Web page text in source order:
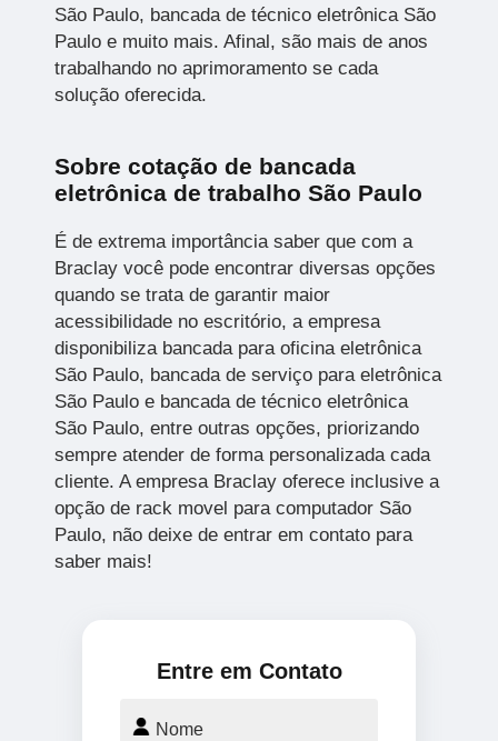
São Paulo, bancada de técnico eletrônica São
Paulo e muito mais. Afinal, são mais de anos
trabalhando no aprimoramento se cada
solução oferecida.
Sobre cotação de bancada
eletrônica de trabalho São Paulo
É de extrema importância saber que com a
Braclay você pode encontrar diversas opções
quando se trata de garantir maior
acessibilidade no escritório, a empresa
disponibiliza bancada para oficina eletrônica
São Paulo, bancada de serviço para eletrônica
São Paulo e bancada de técnico eletrônica
São Paulo, entre outras opções, priorizando
sempre atender de forma personalizada cada
cliente. A empresa Braclay oferece inclusive a
opção de rack movel para computador São
Paulo, não deixe de entrar em contato para
saber mais!
Entre em Contato